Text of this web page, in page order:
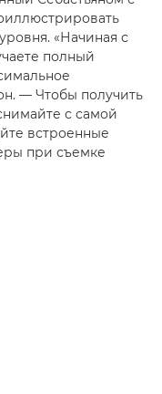
«Начиная с
полный
— Чтобы получить
с самой
встроенные
при съемке